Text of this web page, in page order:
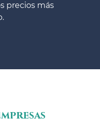
precios más